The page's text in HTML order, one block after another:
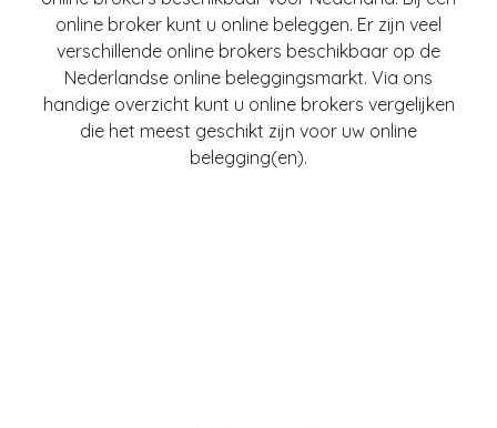
online broker kunt u online beleggen. Er zijn veel
verschillende online brokers beschikbaar op de
Nederlandse online beleggingsmarkt. Via ons
handige overzicht kunt u online brokers vergelijken
die het meest geschikt zijn voor uw online
belegging(en).